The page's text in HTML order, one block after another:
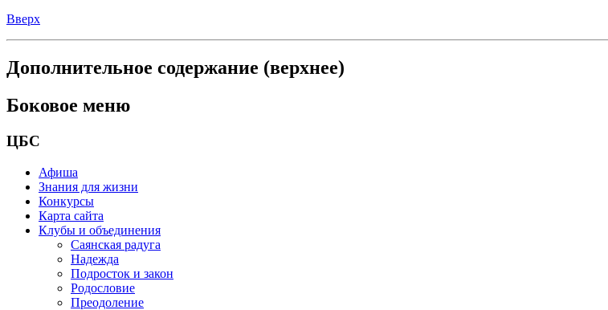
Вверх
Дополнительное содержание (верхнее)
Боковое меню
ЦБС
Афиша
Знания для жизни
Конкурсы
Карта сайта
Клубы и объединения
Саянская радуга
Надежда
Подросток и закон
Родословие
Преодоление